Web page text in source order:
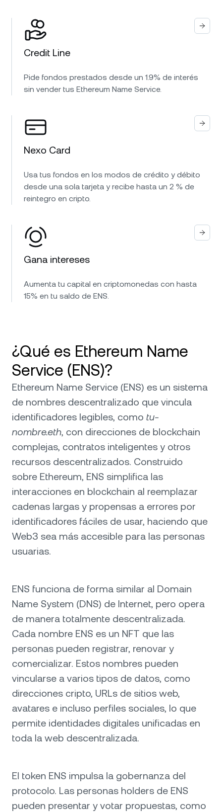
Credit Line
Pide fondos prestados desde un 1.9% de interés
sin vender tus Ethereum Name Service.
Nexo Card
Usa tus fondos en los modos de crédito y débito
desde una sola tarjeta y recibe hasta un 2 % de
reintegro en cripto.
Gana intereses
Aumenta tu capital en criptomonedas con hasta
15% en tu saldo de ENS.
¿Qué es Ethereum Name
Service (ENS)?
Ethereum Name Service (ENS) es un sistema
de nombres descentralizado que vincula
identificadores legibles, como tu-
nombre.eth, con direcciones de blockchain
complejas, contratos inteligentes y otros
recursos descentralizados. Construido
sobre Ethereum, ENS simplifica las
interacciones en blockchain al reemplazar
cadenas largas y propensas a errores por
identificadores fáciles de usar, haciendo que
Web3 sea más accesible para las personas
usuarias.
ENS funciona de forma similar al Domain
Name System (DNS) de Internet, pero opera
de manera totalmente descentralizada.
Cada nombre ENS es un NFT que las
personas pueden registrar, renovar y
comercializar. Estos nombres pueden
vincularse a varios tipos de datos, como
direcciones cripto, URLs de sitios web,
avatares e incluso perfiles sociales, lo que
permite identidades digitales unificadas en
toda la web descentralizada.
El token ENS impulsa la gobernanza del
protocolo. Las personas holders de ENS
pueden presentar y votar propuestas, como